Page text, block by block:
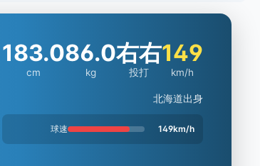
183.0
cm
86.0
kg
右右
投打
149
km/h
北海道出身
球速 149km/h